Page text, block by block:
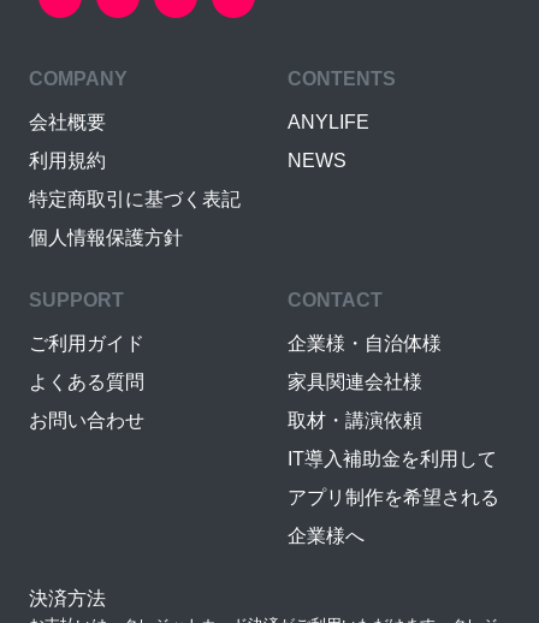
COMPANY
会社概要
利用規約
特定商取引に基づく表記
個人情報保護方針
CONTENTS
ANYLIFE
NEWS
SUPPORT
ご利用ガイド
よくある質問
お問い合わせ
CONTACT
企業様・自治体様
家具関連会社様
取材・講演依頼
IT導入補助金を利用して
アプリ制作を希望される
企業様へ
決済方法